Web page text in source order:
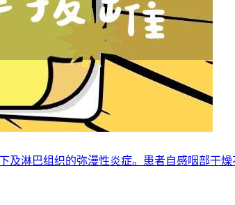
淋巴组织的弥漫性炎症。患者自感咽部干